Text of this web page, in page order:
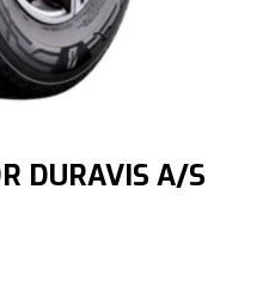
DURAVIS A/S